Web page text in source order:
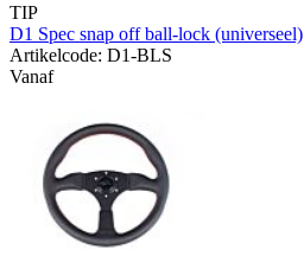
TIP
D1 Spec snap off ball-lock (universeel)
Artikelcode: D1-BLS
Vanaf